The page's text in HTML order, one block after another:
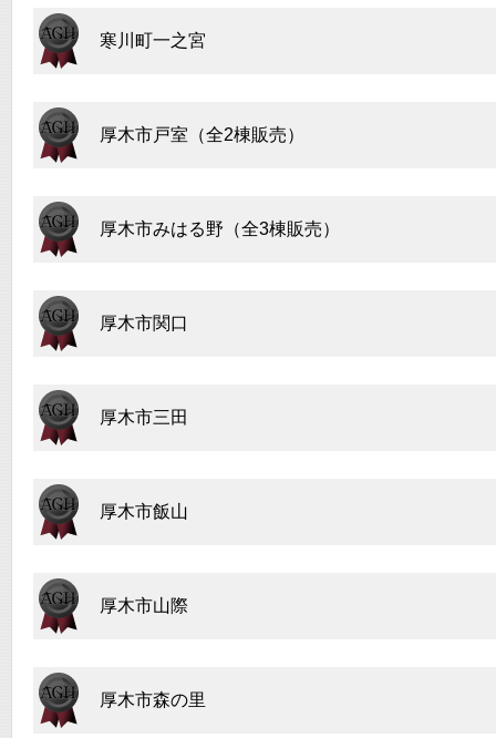
寒川町一之宮
厚木市戸室（全2棟販売）
厚木市みはる野（全3棟販売）
厚木市関口
厚木市三田
厚木市飯山
厚木市山際
厚木市森の里